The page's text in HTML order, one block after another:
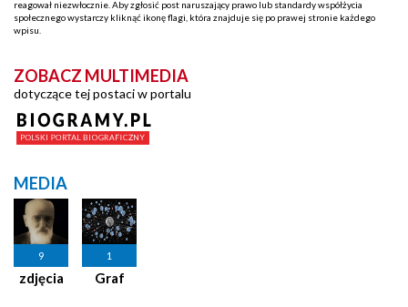
reagował niezwłocznie. Aby zgłosić post naruszający prawo lub standardy współżycia
społecznego wystarczy kliknąć ikonę flagi, która znajduje się po prawej stronie każdego
wpisu.
ZOBACZ MULTIMEDIA
dotyczące tej postaci w portalu
MEDIA
9
zdjęcia
1
Graf